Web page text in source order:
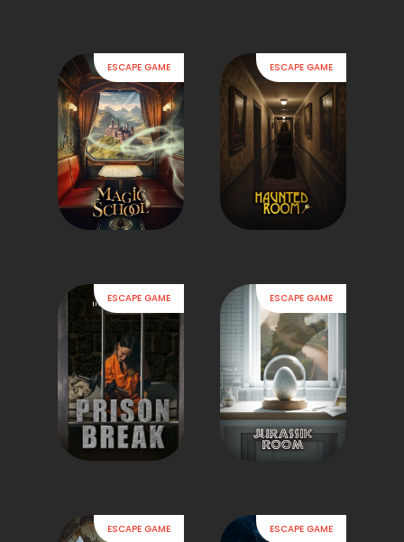
ESCAPE GAME ESCAPE GAME
ESCAPE GAME ESCAPE GAME
ESCAPE GAME ESCAPE GAME